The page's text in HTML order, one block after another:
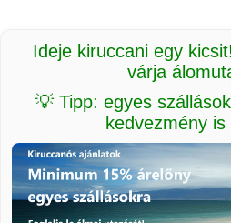
Ideje kiruccani egy
várja
💡 Tipp: egyes
kedvezmény is